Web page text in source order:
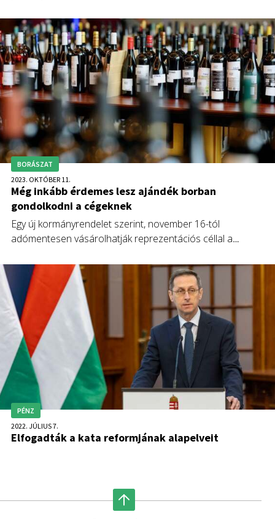
BORÁSZAT
2023. OKTÓBER 11.
Még inkább érdemes lesz ajándék borban
gondolkodni a cégeknek
Egy új kormányrendelet szerint, november 16-tól
adómentesen vásárolhatják reprezentációs céllal a
PÉNZ
2022. JÚLIUS 7.
Elfogadták a kata reformjának alapelveit